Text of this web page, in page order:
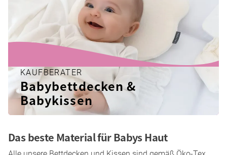
KAUFBERATER
Babybettdecken &
Babykissen
Das beste Material für Babys Haut